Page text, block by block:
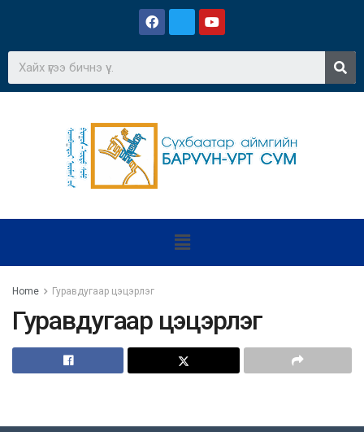
Home Гуравдугаар цэцэрлэг
Гуравдугаар цэцэрлэг